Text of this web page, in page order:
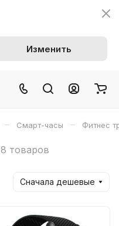
Изменить
– Смарт-часы – Фитнес
8 товаров
Сначала дешевые